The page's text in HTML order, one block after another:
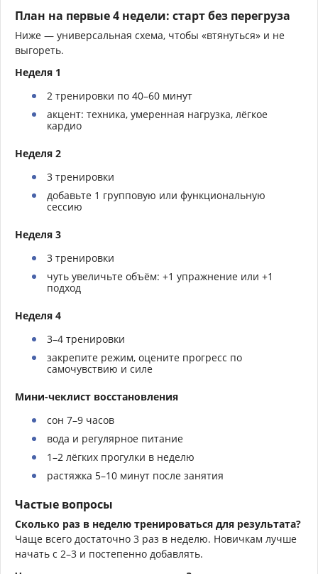
План на первые 4 недели: старт без перегруза
Ниже — универсальная схема, чтобы «втянуться» и не
выгореть.
Неделя 1
2 тренировки по 40–60 минут
акцент: техника, умеренная нагрузка, лёгкое
кардио
Неделя 2
3 тренировки
добавьте 1 групповую или функциональную
сессию
Неделя 3
3 тренировки
чуть увеличьте объём: +1 упражнение или +1
подход
Неделя 4
3–4 тренировки
закрепите режим, оцените прогресс по
самочувствию и силе
Мини-чеклист восстановления
сон 7–9 часов
вода и регулярное питание
1–2 лёгких прогулки в неделю
растяжка 5–10 минут после занятия
Частые вопросы
Сколько раз в неделю тренироваться для результата?
Чаще всего достаточно 3 раз в неделю. Новичкам лучше
начать с 2–3 и постепенно добавлять.